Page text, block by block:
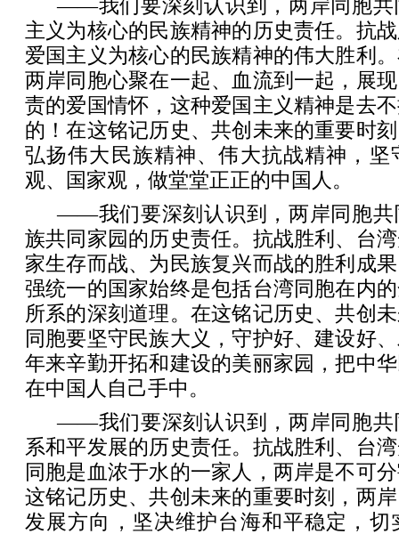
——我们要深刻认识到，两岸同胞共
主义为核心的民族精神的历史责任。抗
爱国主义为核心的民族精神的伟大胜利
两岸同胞心聚在一起、血流到一起，展
责的爱国情怀，这种爱国主义精神是去
的！在这铭记历史、共创未来的重要时
弘扬伟大民族精神、伟大抗战精神，坚
观、国家观，做堂堂正正的中国人。
——我们要深刻认识到，两岸同胞共
族共同家园的历史责任。抗战胜利、台
家生存而战、为民族复兴而战的胜利成
强统一的国家始终是包括台湾同胞在内
所系的深刻道理。在这铭记历史、共创
同胞要坚守民族大义，守护好、建设好
年来辛勤开拓和建设的美丽家园，把中
在中国人自己手中。
——我们要深刻认识到，两岸同胞共
系和平发展的历史责任。抗战胜利、台
同胞是血浓于水的一家人，两岸是不可
这铭记历史、共创未来的重要时刻，两
发展方向，坚决维护台海和平稳定，切